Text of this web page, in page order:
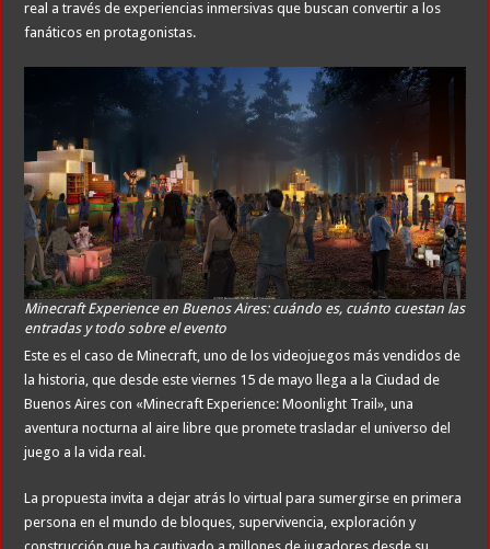
real a través de experiencias inmersivas que buscan convertir a los
fanáticos en protagonistas.
Minecraft Experience en Buenos Aires: cuándo es, cuánto cuestan las
entradas y todo sobre el evento
Este es el caso de Minecraft, uno de los videojuegos más vendidos de
la historia, que desde este viernes 15 de mayo llega a la Ciudad de
Buenos Aires con «Minecraft Experience: Moonlight Trail», una
aventura nocturna al aire libre que promete trasladar el universo del
juego a la vida real.
La propuesta invita a dejar atrás lo virtual para sumergirse en primera
persona en el mundo de bloques, supervivencia, exploración y